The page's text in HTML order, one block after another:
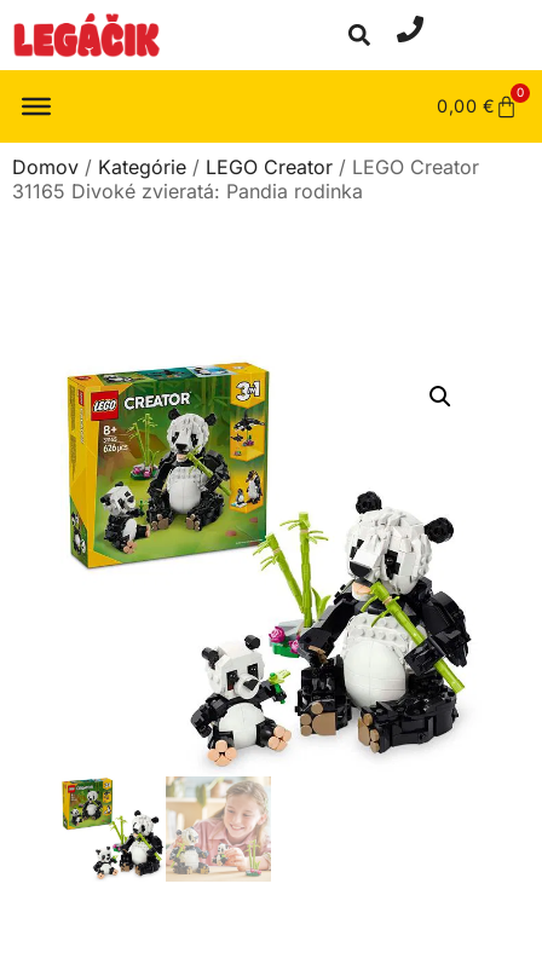
0,00 €
0
Domov / Kategórie / LEGO Creator / LEGO Creator
31165 Divoké zvieratá: Pandia rodinka